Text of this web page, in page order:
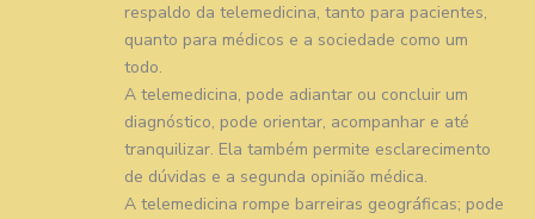
respaldo da telemedicina, tanto para pacientes,
quanto para médicos e a sociedade como um
todo.
A telemedicina, pode adiantar ou concluir um
diagnóstico, pode orientar, acompanhar e até
tranquilizar. Ela também permite esclarecimento
de dúvidas e a segunda opinião médica.
A telemedicina rompe barreiras geográficas; pode